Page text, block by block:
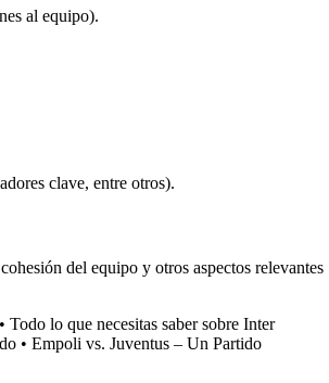
al equipo).
clave, entre otros).
del equipo y otros aspectos relevantes
• Todo lo que necesitas saber sobre Inter
• Empoli vs. Juventus – Un Partido